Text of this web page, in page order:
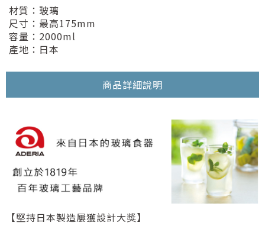
材質：玻璃
尺寸：最高175mm
容量：2000ml
產地：日本
商品詳細說明
【堅持日本製造屢獲設計大獎】